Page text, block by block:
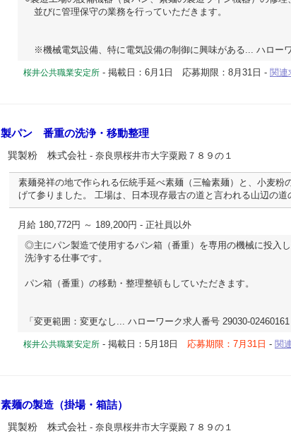
並びに管理保守の業務を行っていただきます。
※機械電気設備、特に電気設備の制御に興味がある... ハロー
桜井公共職業安定所 - 掲載日：6月1日 応募期限：8月31日 - 関連
製パン 番重の洗浄・移動整理
巽製粉 株式会社 - 奈良県桜井市大字粟殿７８９の１
素麺発祥の地で作られる伝統手延べ素麺（三輪素麺）と、小麦粉
げて参りました。 工場は、日本現存最古の道と言われる山辺の道
月給 180,772円 ～ 189,200円 - 正社員以外
◎主にパン製造で使用するパン箱（番重）を専用の機械に投入
洗浄する仕事です。
パン箱（番重）の移動・整理整頓もしていただきます。
「変更範囲：変更なし... ハローワーク求人番号 29030-02460161
桜井公共職業安定所 - 掲載日：5月18日 応募期限：7月31日 - 関
素麺の製造（掛場・箱詰）
巽製粉 株式会社 - 奈良県桜井市大字粟殿７８９の１